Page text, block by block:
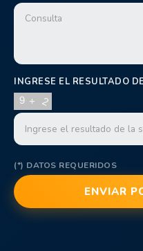
INGRESE EL RESULTADO
(*) DATOS REQUERIDOS